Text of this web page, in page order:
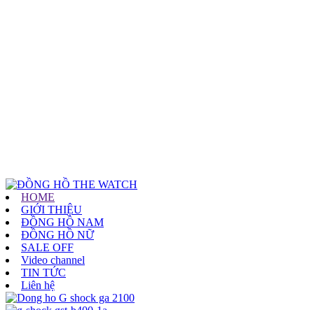
HOME
GIỚI THIỆU
ĐỒNG HỒ NAM
ĐỒNG HỒ NỮ
SALE OFF
Video channel
TIN TỨC
Liên hệ